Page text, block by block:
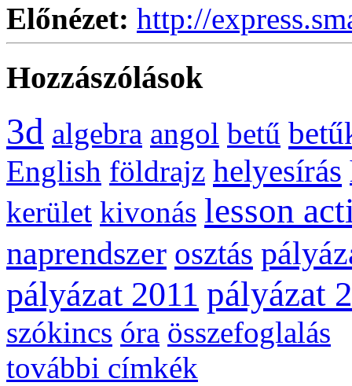
Előnézet: http://
Hozzászólások
3d algebra angol betű
English földrajz helyesírás
kerület kivonás lesson
naprendszer osztás
pályázat 2011 pályázat
szókincs óra összefoglalás
további címkék